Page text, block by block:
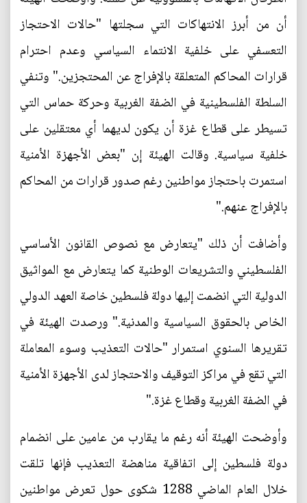
أن من أبرز الانتهاكات التي سجلتها "حالات الاحتجاز
التعسفي على خلفية الانتماء السياسي وعدم احترام
قرارات المحاكم المتعلقة بالإفراج عن المحتجزين." وتنفي
السلطة الفلسطينية في الضفة الغربية وحركة حماس التي
تسيطر على قطاع غزة أن يكون لديهما أي معتقلين على
خلفية سياسية. وقالت الهيئة إن "بعض الأجهزة الأمنية
استمرت باحتجاز مواطنين رغم صدور قرارات من المحاكم
بالإفراج عنهم."
وأضافت أن ذلك "يتعارض مع نصوص القانون الأساسي
الفلسطيني والتشريعات الوطنية كما يتعارض مع المواثيق
الدولية التي انضمت إليها دولة فلسطين خاصة العهد الدولي
الخاص بالحقوق السياسية والمدنية." ورصدت الهيئة في
تقريرها السنوي استمرار "حالات التعذيب وسوء المعاملة
التي تقع في مراكز التوقيف والاحتجاز لدى الأجهزة الأمنية
في الضفة الغربية وقطاع غزة."
وأوضحت الهيئة أنه رغم ما يقارب من عامين على انضمام
دولة فلسطين إلى اتفاقية مناهضة التعذيب فإنها تلقت
خلال العام الماضي 1288 شكوى حول تعرض مواطنين